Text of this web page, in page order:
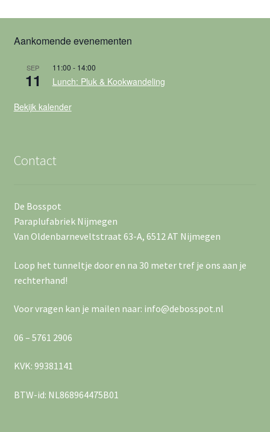
Aankomende evenementen
SEP
11
11:00 - 14:00
Lunch: Pluk & Kookwandeling
Bekijk kalender
Contact
De Bosspot
Paraplufabriek Nijmegen
Van Oldenbarneveltstraat 63-A, 6512 AT Nijmegen
Loop het tunneltje door en na 30 meter tref je ons aan je
rechterhand!
Voor vragen kan je mailen naar: info@debosspot.nl
06 – 5761 2906
KVK: 99381141
BTW-id: NL868964475B01